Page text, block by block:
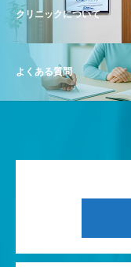
クリニックについて
よくある質問